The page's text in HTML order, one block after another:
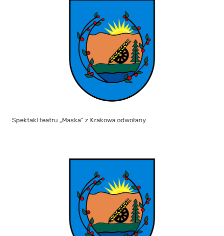
Spektakl teatru „Maska” z Krakowa odwołany